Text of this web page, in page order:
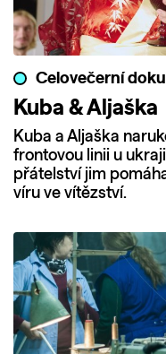
Celovečerní
Kuba & Aljaška
Kuba a Aljaška
frontovou linii u
přátelství jim
víru ve vítězství.